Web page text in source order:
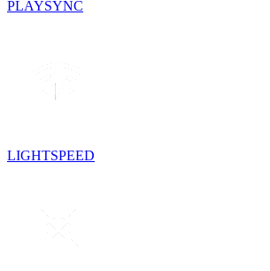
PLAYSYNC
LIGHTSPEED